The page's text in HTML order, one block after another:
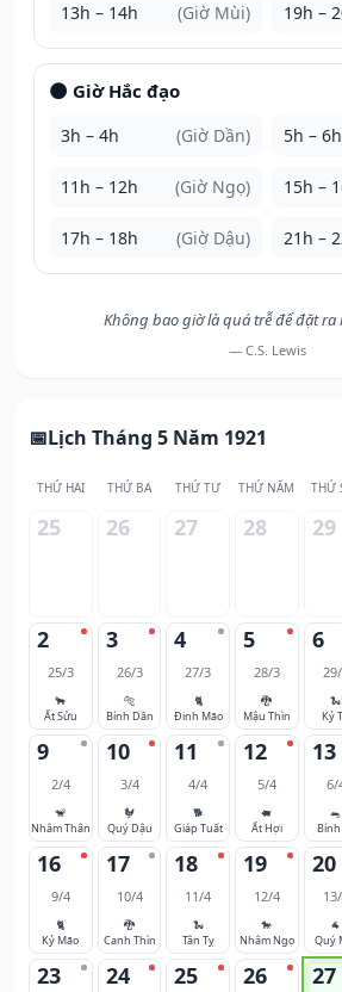
13h – 14h (Giờ Mùi) 19h –
🌑 Giờ Hắc đạo
3h – 4h (Giờ Dần) 5h – 6h
11h – 12h (Giờ Ngọ) 15h –
17h – 18h (Giờ Dậu) 21h –
Không bao giờ là quá trễ để đặt ra
— C.S. Lewis
Lịch Tháng 5 Năm 1921
THỨ HAI THỨ BA THỨ TƯ THỨ NĂM THỨ
25 26 27 28 29
2
25/3
🐂
Ất Sửu
3
26/3
🐅
Bính Dần
4
27/3
🐈
Đinh Mão
5
28/3
🐉
Mậu Thìn
6
🐍
Kỷ
9
2/4
🐒
Nhâm Thân
10
3/4
🐓
Quý Dậu
11
4/4
🐕
Giáp Tuất
12
5/4
🐖
Ất Hợi
13
6/
🐀
Bính
16
9/4
🐈
Kỷ Mão
17
10/4
🐉
Canh Thìn
18
11/4
🐍
Tân Tỵ
19
12/4
🐎
Nhâm Ngọ
20
🐐
Quý
23 24 25 26 27